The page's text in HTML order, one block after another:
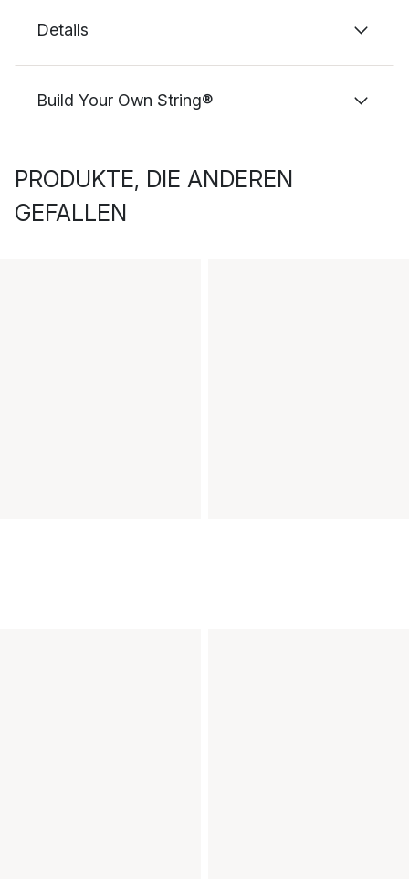
Details
Build Your Own String®
PRODUKTE, DIE ANDEREN
GEFALLEN